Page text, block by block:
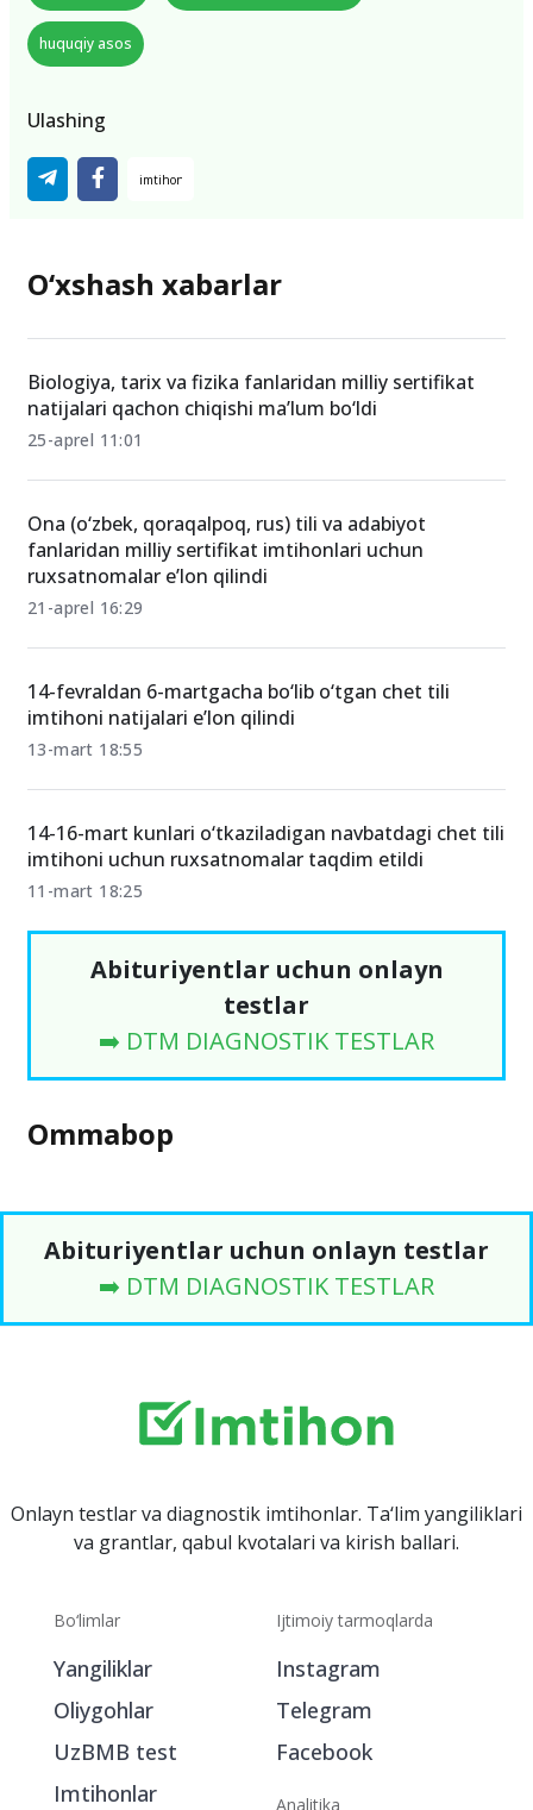
huquqiy asos
Ulashing
O‘xshash xabarlar
Biologiya, tarix va fizika fanlaridan milliy sertifikat
natijalari qachon chiqishi ma’lum bo‘ldi
25-aprel 11:01
Ona (o‘zbek, qoraqalpoq, rus) tili va adabiyot
fanlaridan milliy sertifikat imtihonlari uchun
ruxsatnomalar e’lon qilindi
21-aprel 16:29
14-fevraldan 6-martgacha bo‘lib o‘tgan chet tili
imtihoni natijalari e’lon qilindi
13-mart 18:55
14-16-mart kunlari o‘tkaziladigan navbatdagi chet tili
imtihoni uchun ruxsatnomalar taqdim etildi
11-mart 18:25
Abituriyentlar uchun onlayn
testlar
➡️ DTM DIAGNOSTIK TESTLAR
Ommabop
Abituriyentlar uchun onlayn testlar
➡️ DTM DIAGNOSTIK TESTLAR
Onlayn testlar va diagnostik imtihonlar. Ta‘lim yangiliklari
va grantlar, qabul kvotalari va kirish ballari.
Bo‘limlar
Yangiliklar
Oliygohlar
UzBMB test
Imtihonlar
Ijtimoiy tarmoqlarda
Instagram
Telegram
Facebook
Analitika